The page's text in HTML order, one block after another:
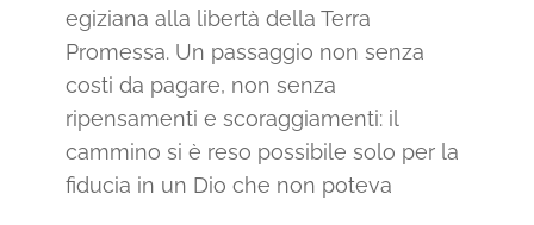
egiziana alla libertà della Terra
Promessa. Un passaggio non senza
costi da pagare, non senza
ripensamenti e scoraggiamenti: il
cammino si è reso possibile solo per la
fiducia in un Dio che non poteva